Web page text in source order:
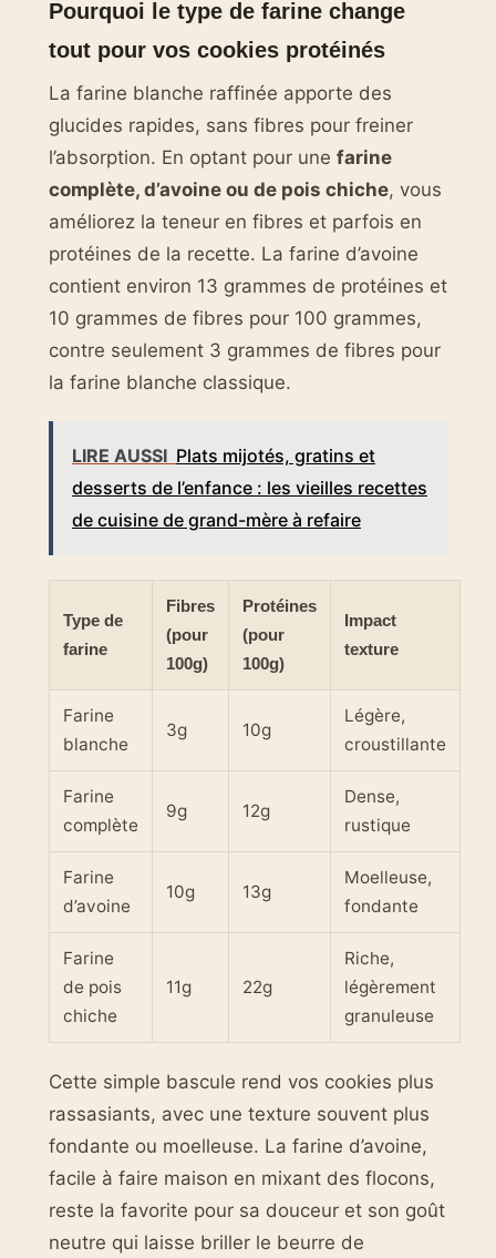
Pourquoi le type de farine change
tout pour vos cookies protéinés
La farine blanche raffinée apporte des
glucides rapides, sans fibres pour freiner
l’absorption. En optant pour une farine
complète, d’avoine ou de pois chiche, vous
améliorez la teneur en fibres et parfois en
protéines de la recette. La farine d’avoine
contient environ 13 grammes de protéines et
10 grammes de fibres pour 100 grammes,
contre seulement 3 grammes de fibres pour
la farine blanche classique.
LIRE AUSSI Plats mijotés, gratins et
desserts de l’enfance : les vieilles recettes
de cuisine de grand-mère à refaire
Type de
farine
Fibres
(pour
100g)
Protéines
(pour
100g)
Impact
texture
Farine
blanche
3g 10g
Légère,
croustillante
Farine
complète
9g 12g
Dense,
rustique
Farine
d’avoine
10g 13g
Moelleuse,
fondante
Farine
de pois
chiche
11g 22g
Riche,
légèrement
granuleuse
Cette simple bascule rend vos cookies plus
rassasiants, avec une texture souvent plus
fondante ou moelleuse. La farine d’avoine,
facile à faire maison en mixant des flocons,
reste la favorite pour sa douceur et son goût
neutre qui laisse briller le beurre de